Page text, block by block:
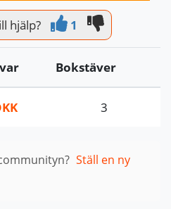
hjälp? 1
Bokstäver
3
Ställ en ny